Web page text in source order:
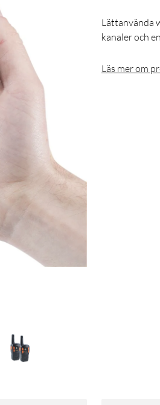
Lättanvända
kanaler och
Läs mer om